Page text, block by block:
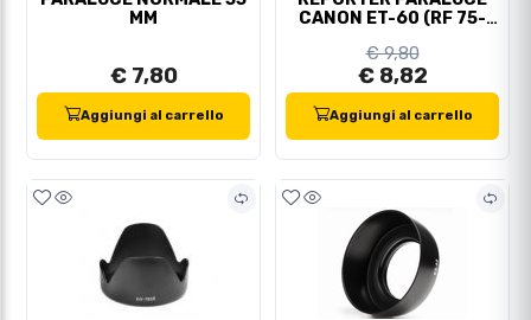
MM
€ 7,80
Aggiungi al carrello
CANON ET-60 (RF 75-
€ 9,80
€ 8,82
Aggiungi al carrello